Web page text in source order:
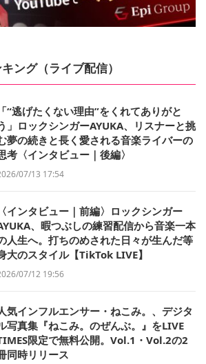
ング（ライブ配信）
「“逃げたくない理由”をくれてありがと
」ロックシンガーAYUKA、リスナーと挑
夢の続きと長く愛される音楽ライバーの
考〈インタビュー｜後編〉
07/13 17:54
〈インタビュー｜前編〉ロックシンガー
、暇つぶしの練習配信から音楽一本
人生へ。打ちのめされた日々が生んだ等
大のスタイル【TikTok LIVE】
07/12 19:56
気インフルエンサー・ねこみ。、デジタ
写真集『ねこみ。のぜんぶ。』をLIVE
限定で無料公開。Vol.1・Vol.2の2
同時リリース